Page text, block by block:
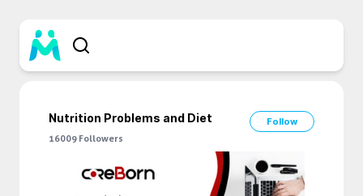
Nutrition Problems and Diet
Follow
16009 Followers